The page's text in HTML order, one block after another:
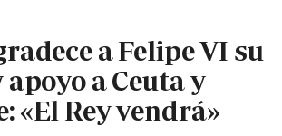
a Felipe VI su
a Ceuta y
«El Rey vendrá»